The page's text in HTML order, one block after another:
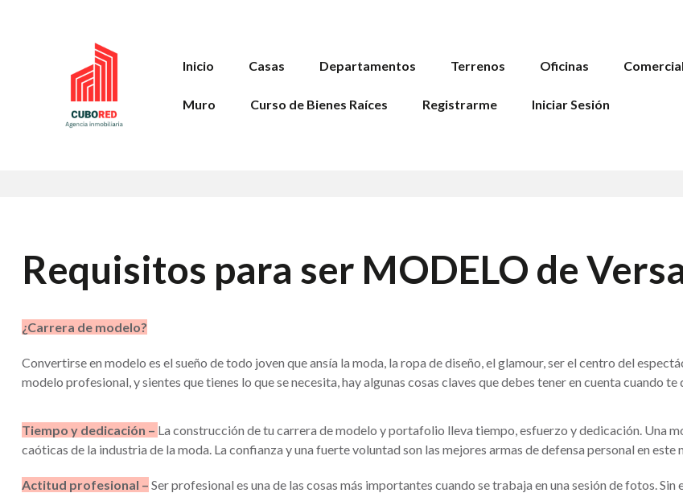
Inicio Casas Departamentos Terrenos Oficinas Comercial
Muro Curso de Bienes Raíces Registrarme Iniciar Sesión
Requisitos para ser MODELO de
¿Carrera de modelo?
Convertirse en modelo es el sueño de todo joven que ansía la moda, la ropa de diseño, el glamour, ser el centro del
modelo profesional, y sientes que tienes lo que se necesita, hay algunas cosas claves que debes tener en cuenta cuando
Tiempo y dedicación – La construcción de tu carrera de modelo y portafolio lleva tiempo, esfuerzo y dedicación. Una
caóticas de la industria de la moda. La confianza y una fuerte voluntad son las mejores armas de defensa personal en
Actitud profesional – Ser profesional es una de las cosas más importantes cuando se trabaja en una sesión de fotos.